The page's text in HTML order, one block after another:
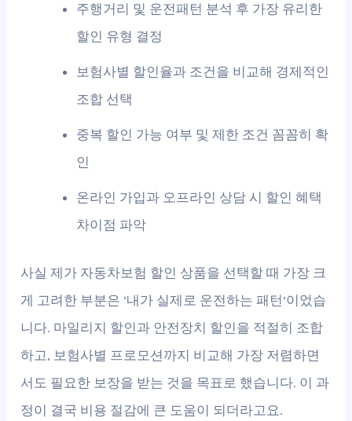
주행거리 및 운전패턴 분석 후 가장 유리한
할인 유형 결정
보험사별 할인율과 조건을 비교해 경제적인
조합 선택
중복 할인 가능 여부 및 제한 조건 꼼꼼히 확
인
온라인 가입과 오프라인 상담 시 할인 혜택
차이점 파악
사실 제가 자동차보험 할인 상품을 선택할 때 가장 크
게 고려한 부분은 ‘내가 실제로 운전하는 패턴’이었습
니다. 마일리지 할인과 안전장치 할인을 적절히 조합
하고, 보험사별 프로모션까지 비교해 가장 저렴하면
서도 필요한 보장을 받는 것을 목표로 했습니다. 이 과
정이 결국 비용 절감에 큰 도움이 되더라고요.